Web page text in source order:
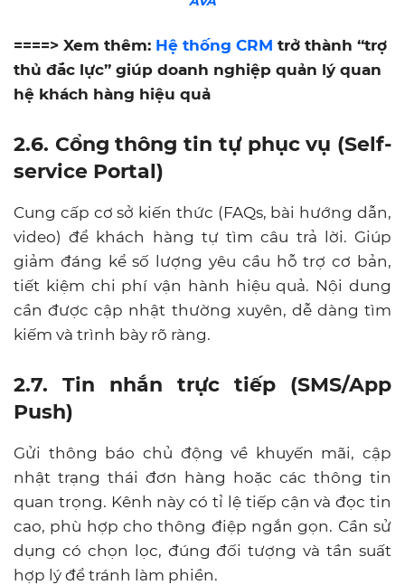
====> Xem thêm: Hệ thống CRM trở thành “trợ
thủ đắc lực” giúp doanh nghiệp quản lý quan
hệ khách hàng hiệu quả
2.6. Cổng thông tin tự phục vụ (Self-
service Portal)
Cung cấp cơ sở kiến thức (FAQs, bài hướng dẫn,
video) để khách hàng tự tìm câu trả lời. Giúp
giảm đáng kể số lượng yêu cầu hỗ trợ cơ bản,
tiết kiệm chi phí vận hành hiệu quả. Nội dung
cần được cập nhật thường xuyên, dễ dàng tìm
kiếm và trình bày rõ ràng.
2.7. Tin nhắn trực tiếp (SMS/App
Push)
Gửi thông báo chủ động về khuyến mãi, cập
nhật trạng thái đơn hàng hoặc các thông tin
quan trọng. Kênh này có tỉ lệ tiếp cận và đọc tin
cao, phù hợp cho thông điệp ngắn gọn. Cần sử
dụng có chọn lọc, đúng đối tượng và tần suất
hợp lý để tránh làm phiền.